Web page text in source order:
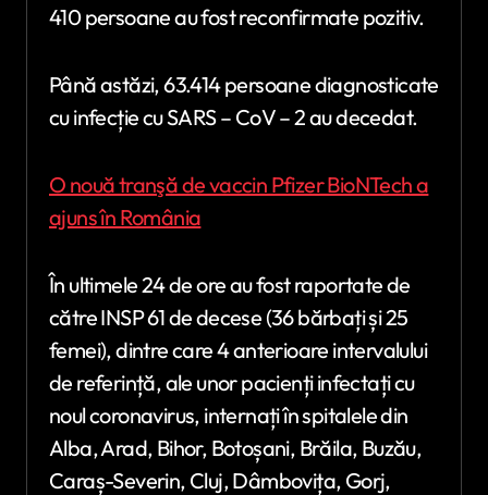
410 persoane au fost reconfirmate pozitiv.
Până astăzi, 63.414 persoane diagnosticate
cu infecție cu SARS – CoV – 2 au decedat.
O nouă tranşă de vaccin Pfizer BioNTech a
ajuns în România
În ultimele 24 de ore au fost raportate de
către INSP 61 de decese (36 bărbați și 25
femei), dintre care 4 anterioare intervalului
de referință, ale unor pacienți infectați cu
noul coronavirus, internați în spitalele din
Alba, Arad, Bihor, Botoșani, Brăila, Buzău,
Caraș-Severin, Cluj, Dâmbovița, Gorj,